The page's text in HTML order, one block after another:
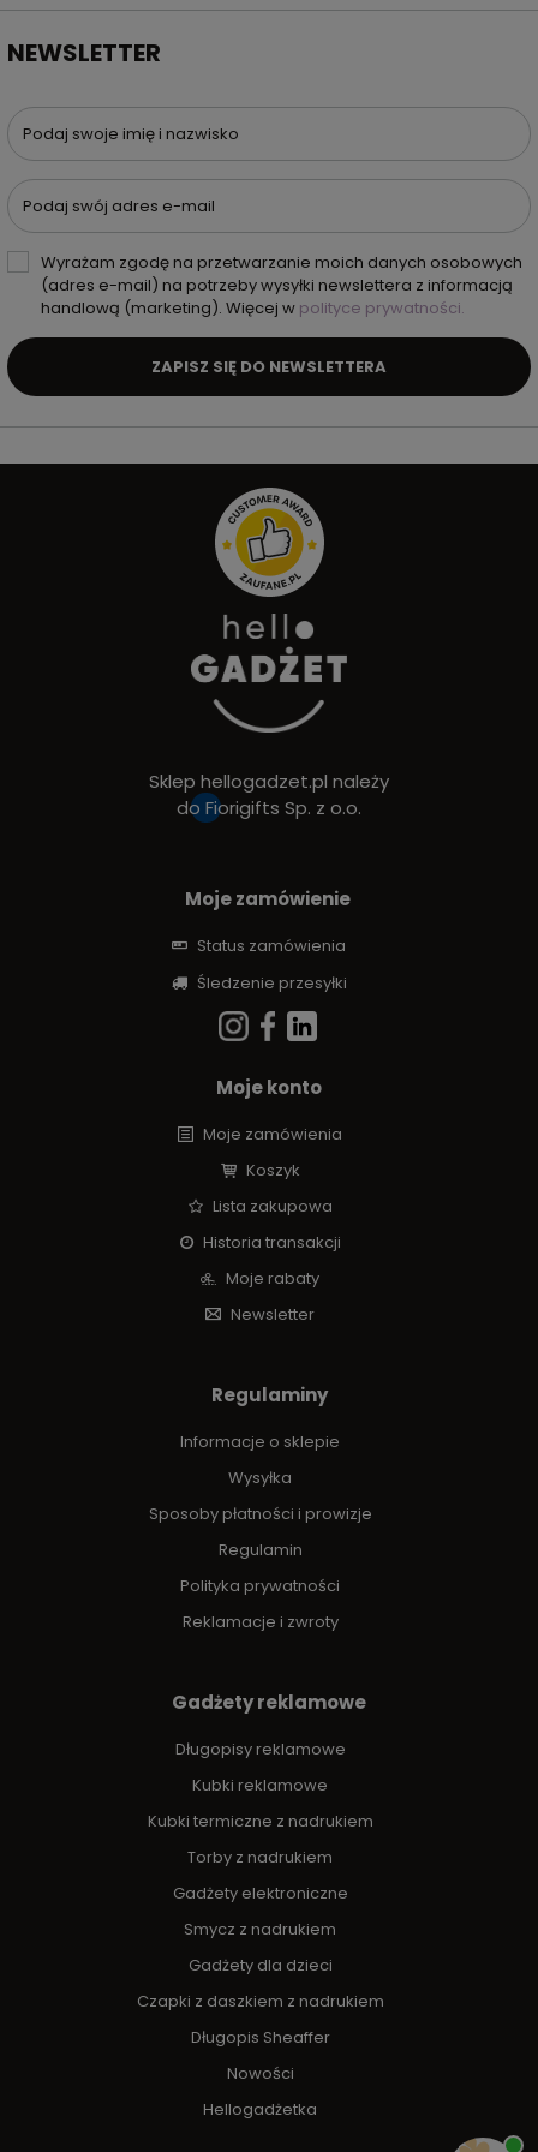
NEWSLETTER
Podaj swoje imię i nazwisko
Podaj swój adres e-mail
Wyrażam zgodę na przetwarzanie moich danych osobowych
(adres e-mail) na potrzeby wysyłki newslettera z informacją
handlową (marketing). Więcej w polityce prywatności.
ZAPISZ SIĘ DO NEWSLETTERA
Sklep hellogadzet.pl należy
do Fiorigifts Sp. z o.o.
Moje zamówienie
Status zamówienia
Śledzenie przesyłki
Moje konto
Moje zamówienia
Koszyk
Lista zakupowa
Historia transakcji
Moje rabaty
Newsletter
Regulaminy
Informacje o sklepie
Wysyłka
Sposoby płatności i prowizje
Regulamin
Polityka prywatności
Reklamacje i zwroty
Gadżety reklamowe
Długopisy reklamowe
Kubki reklamowe
Kubki termiczne z nadrukiem
Torby z nadrukiem
Gadżety elektroniczne
Smycz z nadrukiem
Gadżety dla dzieci
Czapki z daszkiem z nadrukiem
Długopis Sheaffer
Nowości
Hellogadżetka